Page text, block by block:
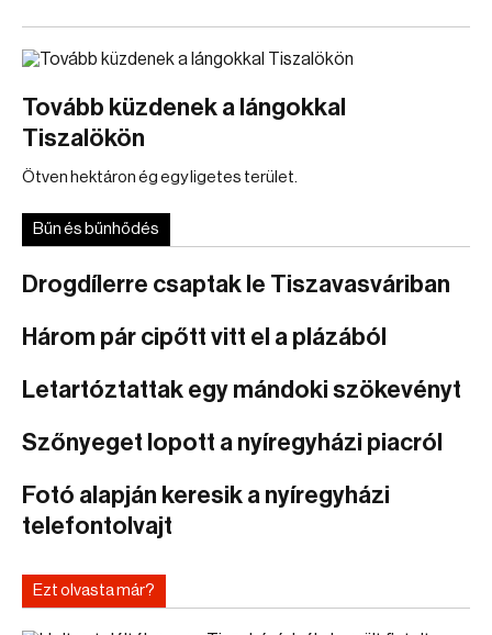
Tovább küzdenek a lángokkal
Tiszalökön
Ötven hektáron ég egy ligetes terület.
Bűn és bűnhődés
Drogdílerre csaptak le Tiszavasváriban
Három pár cipőtt vitt el a plázából
Letartóztattak egy mándoki szökevényt
Szőnyeget lopott a nyíregyházi piacról
Fotó alapján keresik a nyíregyházi
telefontolvajt
Ezt olvasta már?